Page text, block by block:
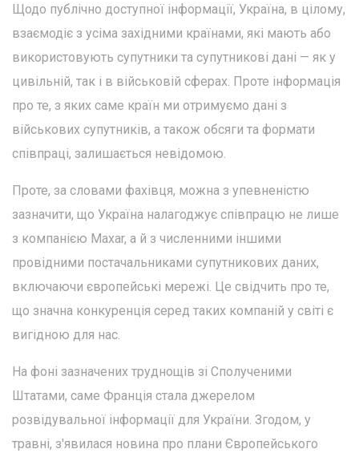
Щодо публічно доступної інформації, Україна, в цілому,
взаємодіє з усіма західними країнами, які мають або
використовують супутники та супутникові дані — як у
цивільній, так і в військовій сферах. Проте інформація
про те, з яких саме країн ми отримуємо дані з
військових супутників, а також обсяги та формати
співпраці, залишається невідомою.
Проте, за словами фахівця, можна з упевненістю
зазначити, що Україна налагоджує співпрацю не лише
з компанією Maxar, а й з численними іншими
провідними постачальниками супутникових даних,
включаючи європейські мережі. Це свідчить про те,
що значна конкуренція серед таких компаній у світі є
вигідною для нас.
На фоні зазначених труднощів зі Сполученими
Штатами, саме Франція стала джерелом
розвідувальної інформації для України. Згодом, у
травні, з'явилася новина про плани Європейського